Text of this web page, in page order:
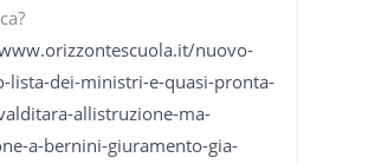
nuovo-
lista-dei-ministri-e-quasi-pronta-
allistruzione-ma-
a-bernini-giuramento-gia-